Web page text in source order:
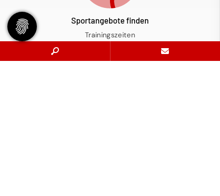
Sportangebote finden
Trainingszeiten